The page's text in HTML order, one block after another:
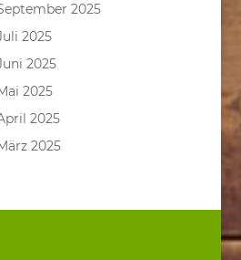
2025
2025
2025
2025
2025
2025